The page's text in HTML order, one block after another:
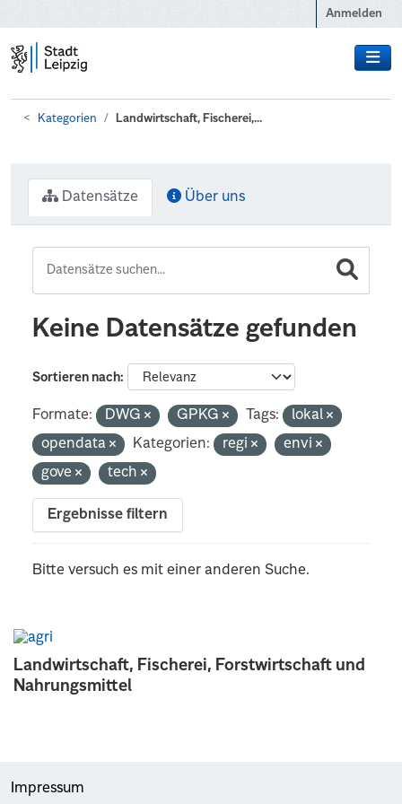
Anmelden
Kategorien Landwirtschaft, Fischerei,...
Landwirtschaft, Fischerei, Forstwirtschaft und
Nahrungsmittel
Datensätze Über uns
Keine Datensätze gefunden
Sortieren nach
Formate: DWG GPKG Tags:
lokal
opendata
Kategorien: regi
envi
gove
tech
Ergebnisse filtern
Bitte versuch es mit einer anderen Suche.
Impressum